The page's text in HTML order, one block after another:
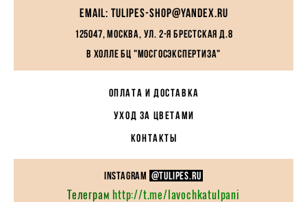
EMAIL: tulipes-shop@yandex.ru
125047, Москва, ул. 2-я Брестская д.8
в холле БЦ "МосГосЭкспертиза"
ОПЛАТА И ДОСТАВКА
УХОД ЗА ЦВЕТАМИ
КОНТАКТЫ
instagram @TULIPES.RU
Телеграм http://t.me/lavochkatulpani